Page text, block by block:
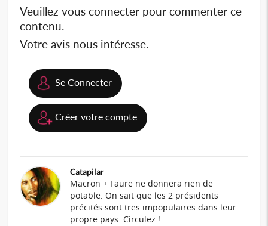
Veuillez vous connecter pour commenter ce
contenu.
Votre avis nous intéresse.
Se Connecter
Créer votre compte
Catapilar
Macron + Faure ne donnera rien de
potable. On sait que les 2 présidents
précités sont tres impopulaires dans leur
propre pays. Circulez !